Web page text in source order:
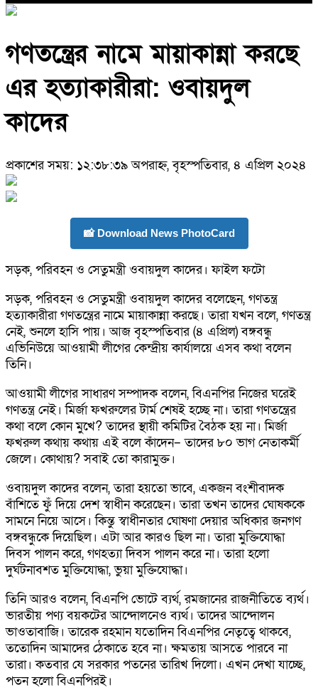
গণতন্ত্রের নামে মায়াকান্না করছে
এর হত্যাকারীরা: ওবায়দুল
কাদের
প্রকাশের সময়: ১২:৩৮:৩৯ অপরাহ্ন, বৃহস্পতিবার, ৪ এপ্রিল ২০২৪
📸 Download News PhotoCard
সড়ক, পরিবহন ও সেতুমন্ত্রী ওবায়দুল কাদের। ফাইল ফটো
সড়ক, পরিবহন ও সেতুমন্ত্রী ওবায়দুল কাদের বলেছেন, গণতন্ত্র
হত্যাকারীরা গণতন্ত্রের নামে মায়াকান্না করছে। তারা যখন বলে, গণতন্ত্র
নেই, শুনলে হাসি পায়। আজ বৃহস্পতিবার (৪ এপ্রিল) বঙ্গবন্ধু
এভিনিউয়ে আওয়ামী লীগের কেন্দ্রীয় কার্যালয়ে এসব কথা বলেন
তিনি।
আওয়ামী লীগের সাধারণ সম্পাদক বলেন, বিএনপির নিজের ঘরেই
গণতন্ত্র নেই। মির্জা ফখরুলের টার্ম শেষই হচ্ছে না। তারা গণতন্ত্রের
কথা বলে কোন মুখে? তাদের স্থায়ী কমিটির বৈঠক হয় না। মির্জা
ফখরুল কথায় কথায় এই বলে কাঁদেন– তাদের ৮০ ভাগ নেতাকর্মী
জেলে। কোথায়? সবাই তো কারামুক্ত।
ওবায়দুল কাদের বলেন, তারা হয়তো ভাবে, একজন বংশীবাদক
বাঁশিতে ফুঁ দিয়ে দেশ স্বাধীন করেছেন। তারা তখন তাদের ঘোষককে
সামনে নিয়ে আসে। কিন্তু স্বাধীনতার ঘোষণা দেয়ার অধিকার জনগণ
বঙ্গবন্ধুকে দিয়েছিল। এটা আর কারও ছিল না। তারা মুক্তিযোদ্ধা
দিবস পালন করে, গণহত্যা দিবস পালন করে না। তারা হলো
দুর্ঘটনাবশত মুক্তিযোদ্ধা, ভুয়া মুক্তিযোদ্ধা।
তিনি আরও বলেন, বিএনপি ভোটে ব্যর্থ, রমজানের রাজনীতিতে ব্যর্থ।
ভারতীয় পণ্য বয়কটের আন্দোলনেও ব্যর্থ। তাদের আন্দোলন
ভাওতাবাজি। তারেক রহমান যতোদিন বিএনপির নেতৃত্বে থাকবে,
ততোদিন আমাদের ঠেকাতে হবে না। ক্ষমতায় আসতে পারবে না
তারা। কতবার যে সরকার পতনের তারিখ দিলো। এখন দেখা যাচ্ছে,
পতন হলো বিএনপিরই।